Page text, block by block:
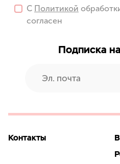
С Политикой
согласен
Подписка
Контакты